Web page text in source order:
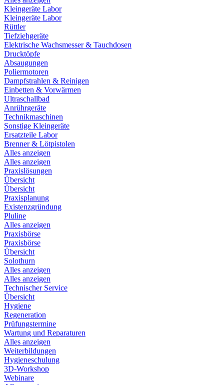
Kleingeräte Labor
Kleingeräte Labor
Rüttler
Tiefziehgeräte
Elektrische Wachsmesser & Tauchdosen
Drucktöpfe
Absaugungen
Poliermotoren
Dampfstrahlen & Reinigen
Einbetten & Vorwärmen
Ultraschallbad
Anrührgeräte
Technikmaschinen
Sonstige Kleingeräte
Ersatzteile Labor
Brenner & Lötpistolen
Alles anzeigen
Alles anzeigen
Praxislösungen
Übersicht
Übersicht
Praxisplanung
Existenzgründung
Pluline
Alles anzeigen
Praxisbörse
Praxisbörse
Übersicht
Solothurn
Alles anzeigen
Alles anzeigen
Technischer Service
Übersicht
Hygiene
Regeneration
Prüfungstermine
Wartung und Reparaturen
Alles anzeigen
Weiterbildungen
Hygieneschulung
3D-Workshop
Webinare